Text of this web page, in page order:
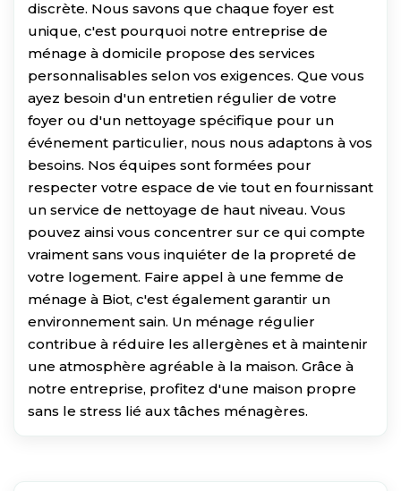
discrète. Nous savons que chaque foyer est
unique, c'est pourquoi notre entreprise de
ménage à domicile propose des services
personnalisables selon vos exigences. Que vous
ayez besoin d'un entretien régulier de votre
foyer ou d'un nettoyage spécifique pour un
événement particulier, nous nous adaptons à vos
besoins. Nos équipes sont formées pour
respecter votre espace de vie tout en fournissant
un service de nettoyage de haut niveau. Vous
pouvez ainsi vous concentrer sur ce qui compte
vraiment sans vous inquiéter de la propreté de
votre logement. Faire appel à une femme de
ménage à Biot, c'est également garantir un
environnement sain. Un ménage régulier
contribue à réduire les allergènes et à maintenir
une atmosphère agréable à la maison. Grâce à
notre entreprise, profitez d'une maison propre
sans le stress lié aux tâches ménagères.